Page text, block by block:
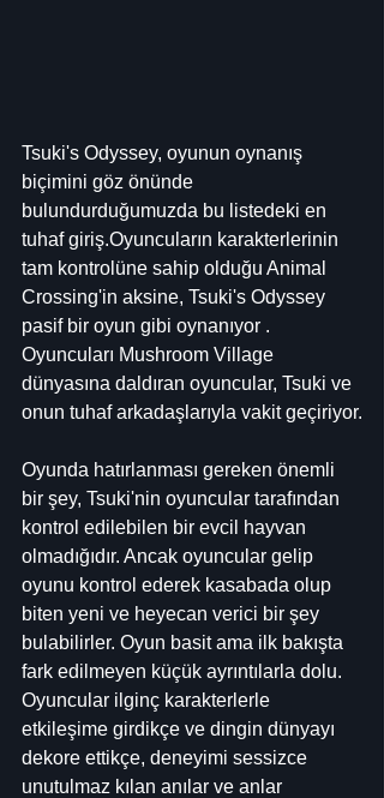
Tsuki's Odyssey, oyunun oynanış
biçimini göz önünde
bulundurduğumuzda bu listedeki en
tuhaf giriş.Oyuncuların karakterlerinin
tam kontrolüne sahip olduğu Animal
Crossing'in aksine, Tsuki's Odyssey
pasif bir oyun gibi oynanıyor .
Oyuncuları Mushroom Village
dünyasına daldıran oyuncular, Tsuki ve
onun tuhaf arkadaşlarıyla vakit geçiriyor.
Oyunda hatırlanması gereken önemli
bir şey, Tsuki'nin oyuncular tarafından
kontrol edilebilen bir evcil hayvan
olmadığıdır. Ancak oyuncular gelip
oyunu kontrol ederek kasabada olup
biten yeni ve heyecan verici bir şey
bulabilirler. Oyun basit ama ilk bakışta
fark edilmeyen küçük ayrıntılarla dolu.
Oyuncular ilginç karakterlerle
etkileşime girdikçe ve dingin dünyayı
dekore ettikçe, deneyimi sessizce
unutulmaz kılan anılar ve anlar